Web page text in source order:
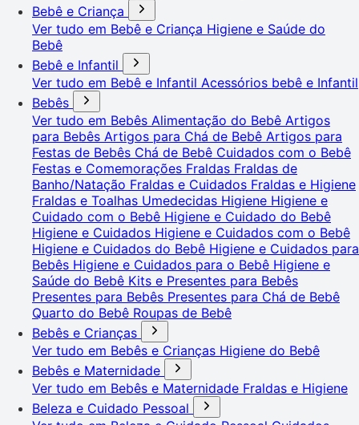
Bebê e Criança
Ver tudo em Bebê e Criança Higiene e Saúde do
Bebê
Bebê e Infantil
Ver tudo em Bebê e Infantil Acessórios bebê e Infantil
Bebês
Ver tudo em Bebês Alimentação do Bebê Artigos
para Bebês Artigos para Chá de Bebê Artigos para
Festas de Bebês Chá de Bebê Cuidados com o Bebê
Festas e Comemorações Fraldas Fraldas de
Banho/Natação Fraldas e Cuidados Fraldas e Higiene
Fraldas e Toalhas Umedecidas Higiene Higiene e
Cuidado com o Bebê Higiene e Cuidado do Bebê
Higiene e Cuidados Higiene e Cuidados com o Bebê
Higiene e Cuidados do Bebê Higiene e Cuidados para
Bebês Higiene e Cuidados para o Bebê Higiene e
Saúde do Bebê Kits e Presentes para Bebês
Presentes para Bebês Presentes para Chá de Bebê
Quarto do Bebê Roupas de Bebê
Bebês e Crianças
Ver tudo em Bebês e Crianças Higiene do Bebê
Bebês e Maternidade
Ver tudo em Bebês e Maternidade Fraldas e Higiene
Beleza e Cuidado Pessoal